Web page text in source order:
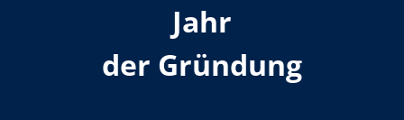
Jahr
der Gründung